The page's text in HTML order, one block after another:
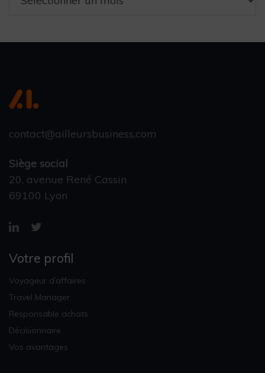
contact@ailleursbusiness.com
Siège social
20, avenue René Cassin
69100 Lyon
Votre profil
Voyageur d’affaires
Travel Manager
Responsable achats
Décisionnaire
Vos avantages